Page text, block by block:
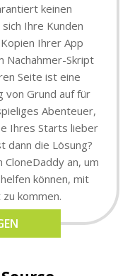
keinen
Ihre Kunden
Ihrer App
Nachahmer-Skript
Seite ist eine
von Grund auf für
Abenteuer,
Ihres Starts lieber
dann die Lösung?
an, um
können, mit
kommen.